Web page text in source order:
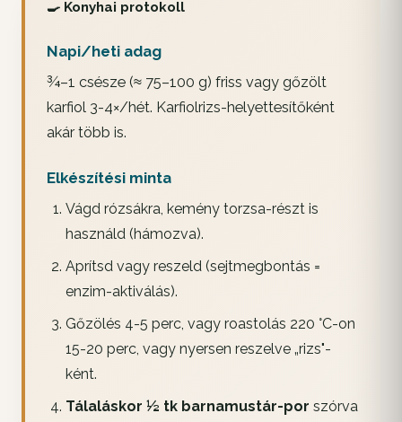
🍳 Konyhai protokoll
Napi/heti adag
¾–1 csésze (≈ 75–100 g) friss vagy gőzölt
karfiol 3-4×/hét. Karfiolrizs-helyettesítőként
akár több is.
Elkészítési minta
Vágd rózsákra, kemény torzsa-részt is
használd (hámozva).
Aprítsd vagy reszeld (sejtmegbontás =
enzim-aktiválás).
Gőzölés 4-5 perc, vagy roastolás 220 °C-on
15-20 perc, vagy nyersen reszelve „rizs"-
ként.
Tálaláskor ½ tk barnamustár-por szórva